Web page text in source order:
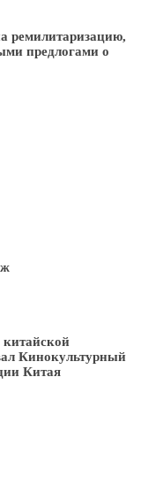
ремилитаризацию,
предлогами о
китайской
Кинокультурный
Китая